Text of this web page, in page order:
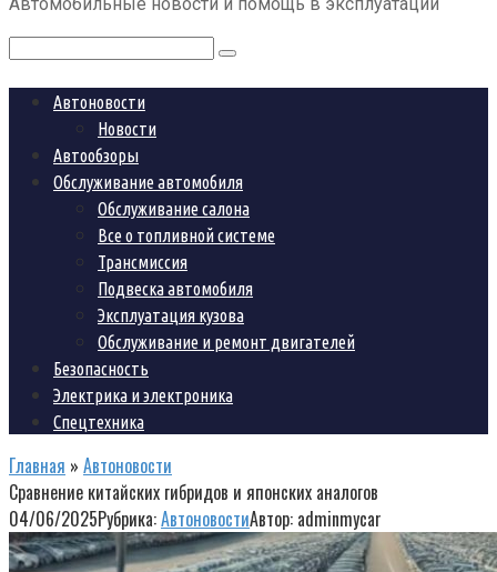
Поиск:
Автоновости
Новости
Автообзоры
Обслуживание автомобиля
Обслуживание салона
Все о топливной системе
Трансмиссия
Подвеска автомобиля
Эксплуатация кузова
Обслуживание и ремонт двигателей
Безопасность
Электрика и электроника
Спецтехника
Главная » Автоновости
Сравнение китайских гибридов и японских аналогов
04/06/2025Рубрика:АвтоновостиАвтор: adminmycar